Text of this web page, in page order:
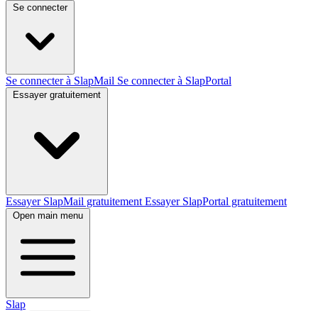
Se connecter
Se connecter à SlapMail Se connecter à SlapPortal
Essayer gratuitement
Essayer SlapMail gratuitement Essayer SlapPortal gratuitement
Open main menu
Slap